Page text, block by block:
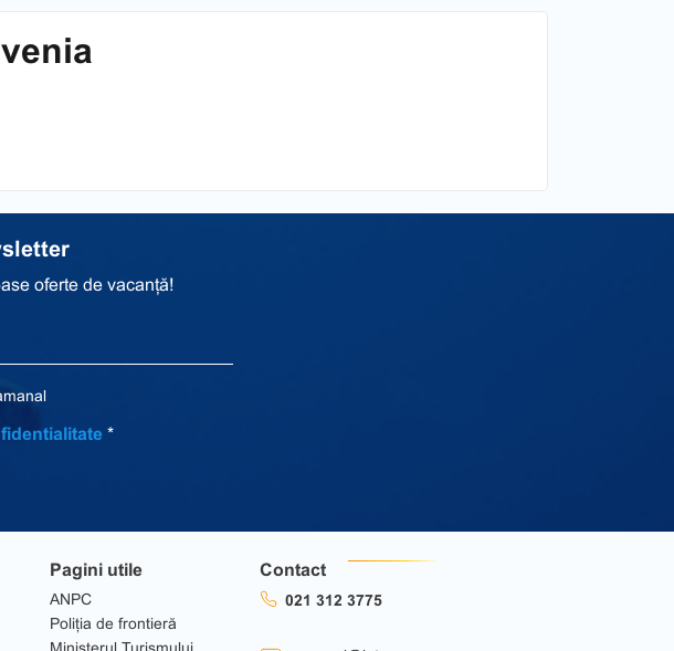
oferte de vacanță!
*
Pagini utile
ANPC
Poliția de frontieră
Contact
021 312 3775